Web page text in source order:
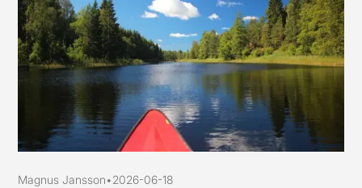
Magnus Jansson•2026-06-18